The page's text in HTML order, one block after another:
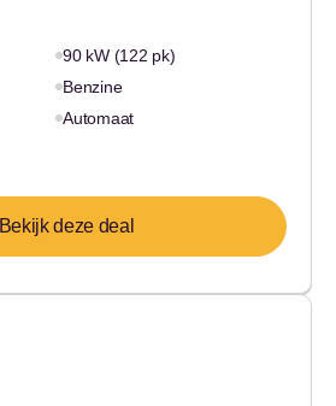
90 kW (122 pk)
Benzine
Automaat
Bekijk deze deal